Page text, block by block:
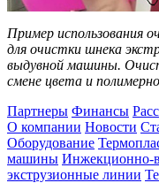
Пример использования
для очистки шнека
выдувной машины.
смене цвета и
Партнеры Финансы
О компании Новости
Оборудование
машины Инжекционно-
экструзионные линии